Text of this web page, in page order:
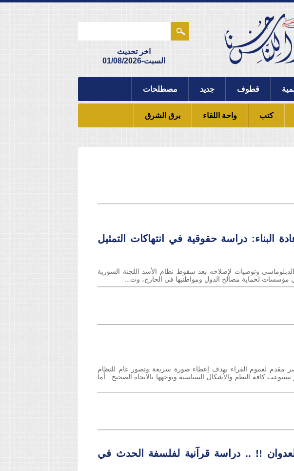
اخر تحديث
السبت-01/08/2026
قطوف جديد مصطلحات
كتب واحة اللقاء برق الشرق
البناء: دراسة حقوقية في انتهاكات التمثيل
وتوصيات لإصلاحه بعد سقوط نظام الأسد اللجنة السورية
لعموم القراء بهدف إعطاء صورة سريعة وتصور عام للنظام
كافة النظم والأشكال السياسية ويوجهها بالاتجاه الصحيح . أما
!! .. دراسة قرآنية لفلسفة الحدث في